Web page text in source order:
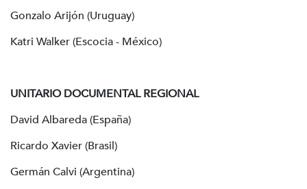
Gonzalo Arijón (Uruguay)
Katri Walker (Escocia - México)
UNITARIO DOCUMENTAL REGIONAL
David Albareda (España)
Ricardo Xavier (Brasil)
Germán Calvi (Argentina)